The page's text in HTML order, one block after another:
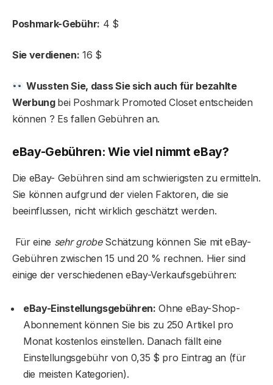
Poshmark-Gebühr: 4 $
Sie verdienen: 16 $
Wussten Sie, dass Sie sich auch für bezahlte
Werbung bei Poshmark Promoted Closet entscheiden
können ? Es fallen Gebühren an.
eBay-Gebühren: Wie viel nimmt eBay?
Die eBay- Gebühren sind am schwierigsten zu ermitteln.
Sie können aufgrund der vielen Faktoren, die sie
beeinflussen, nicht wirklich geschätzt werden.
Für eine sehr grobeSchätzung können Sie mit eBay-
Gebühren zwischen 15 und 20 % rechnen. Hier sind
einige der verschiedenen eBay-Verkaufsgebühren:
eBay-Einstellungsgebühren: Ohne eBay-Shop-
Abonnement können Sie bis zu 250 Artikel pro
Monat kostenlos einstellen. Danach fällt eine
Einstellungsgebühr von 0,35 $ pro Eintrag an (für
die meisten Kategorien).